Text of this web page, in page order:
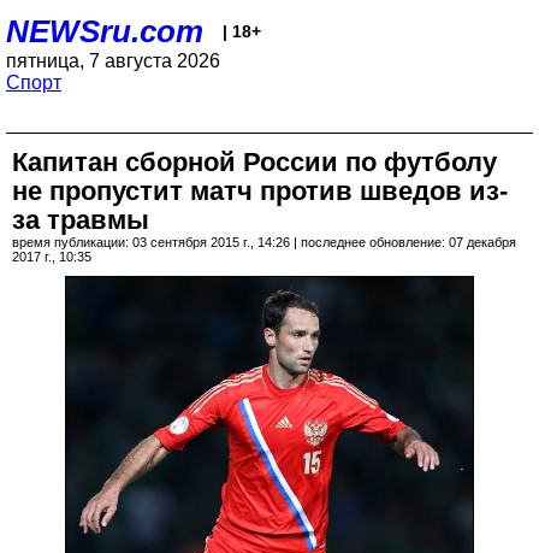
NEWSru.com | 18+
пятница, 7 августа 2026
Спорт
Капитан сборной России по футболу
не пропустит матч против шведов из-
за травмы
время публикации: 03 сентября 2015 г., 14:26 | последнее обновление: 07 декабря
2017 г., 10:35